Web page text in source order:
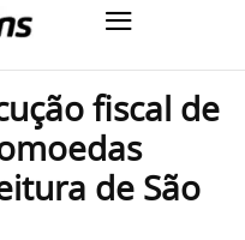
fiscal de
de São